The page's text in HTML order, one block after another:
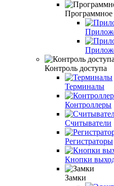
Программное
Контроль доступа
Терминалы
Контроллеры
Считыватели
Регистраторы
Кнопки
Замки